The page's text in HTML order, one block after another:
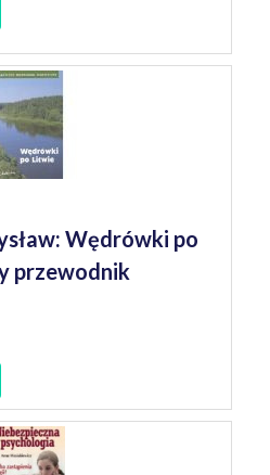
Wędrówki po
przewodnik